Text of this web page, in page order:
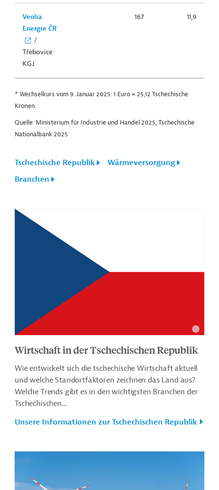
Veolia
Energie ČR
/
Třebovice
KGJ
167 11,9
* Wechselkurs vom 9. Januar 2025: 1 Euro = 25,12 Tschechische
Kronen.
Quelle: Ministerium für Industrie und Handel 2025; Tschechische
Nationalbank 2025
Tschechische Republik
Wärmeversorgung
Branchen
Wirtschaft in der Tschechischen Republik
Wie entwickelt sich die tschechische Wirtschaft aktuell
und welche Standortfaktoren zeichnen das Land aus?
Welche Trends gibt es in den wichtigsten Branchen der
Tschechischen...
Unsere Informationen zur Tschechischen Republik